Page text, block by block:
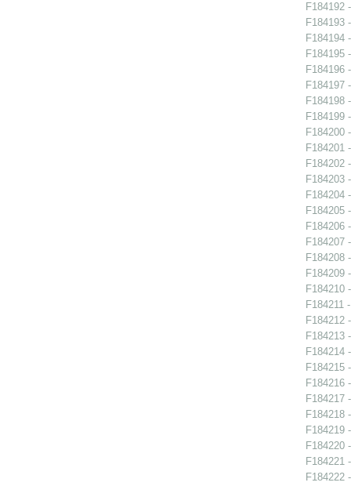
F184192
F184193
F184194
F184195
F184196
F184197
F184198
F184199
F184200
F184201
F184202
F184203
F184204
F184205
F184206
F184207
F184208
F184209
F184210
F184211
F184212
F184213
F184214
F184215
F184216
F184217
F184218
F184219
F184220
F184221
F184222